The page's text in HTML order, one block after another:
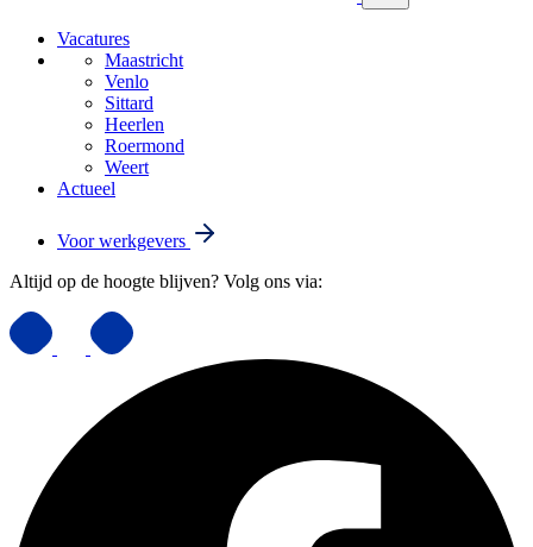
Vacatures
Maastricht
Venlo
Sittard
Heerlen
Roermond
Weert
Actueel
Voor werkgevers
Altijd op de hoogte blijven? Volg ons via: